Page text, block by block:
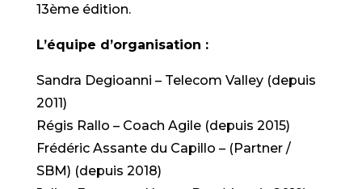
13ème édition.
L’équipe d’organisation :
Sandra Degioanni – Telecom Valley (depuis
2011)
Régis Rallo – Coach Agile (depuis 2015)
Frédéric Assante du Capillo – (Partner /
SBM) (depuis 2018)